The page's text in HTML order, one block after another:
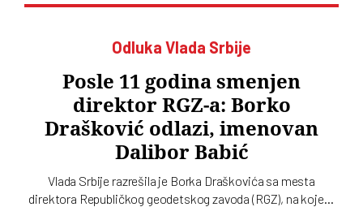
Odluka Vlada Srbije
Posle 11 godina smenjen
direktor RGZ-a: Borko
Drašković odlazi, imenovan
Dalibor Babić
Vlada Srbije razrešila je Borka Draškovića sa mesta
direktora Republičkog geodetskog zavoda (RGZ), na kojem